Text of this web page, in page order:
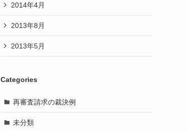
2014年4月
2013年8月
2013年5月
Categories
再審査請求の裁決例
未分類